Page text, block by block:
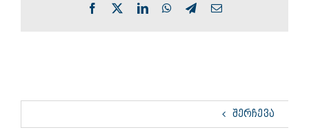
Facebook LinkedInWhatsApp
TelegramEmail
ᲨᲔᲠᲩᲔᲕᲐ